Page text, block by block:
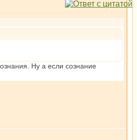
Ну а если сознание